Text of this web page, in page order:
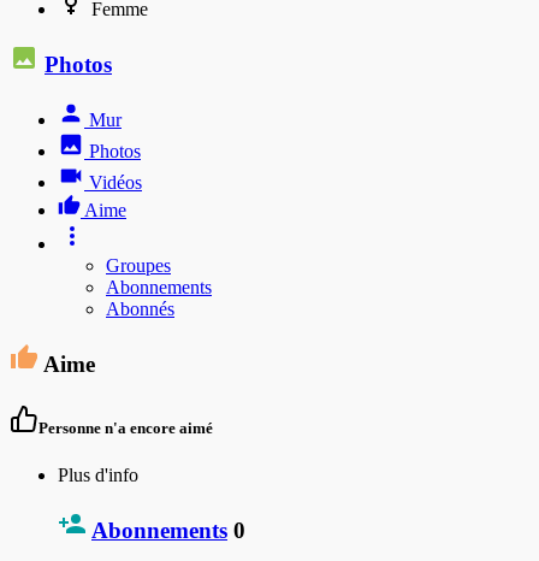
Femme
Photos
Mur
Photos
Vidéos
Aime
Groupes
Abonnements
Abonnés
Aime
Personne n'a encore aimé
Plus d'info
Abonnements 0